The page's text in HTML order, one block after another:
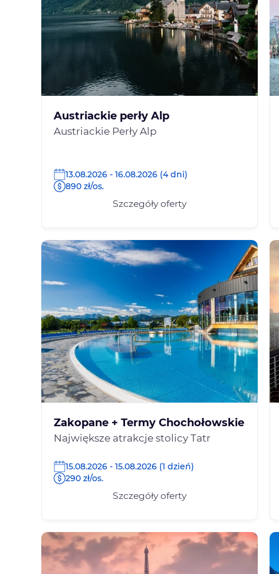
Austriackie perły Alp
Austriackie Perły Alp
13.08.2026 - 16.08.2026 (4 dni)
890 zł/os.
Szczegóły oferty
Zakopane + Termy Chochołowskie
Największe atrakcje stolicy Tatr
15.08.2026 - 15.08.2026 (1 dzień)
290 zł/os.
Szczegóły oferty